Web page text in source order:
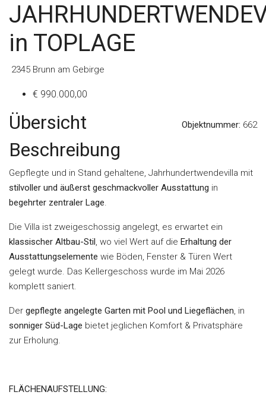
in TOPLAGE
2345 Brunn am Gebirge
€ 990.000,00
Übersicht Objektnummer: 662
Beschreibung
Gepflegte und in Stand gehaltene, Jahrhundertwendevilla mit
stilvoller und äußerst geschmackvoller Ausstattung in
begehrter zentraler Lage.
Die Villa ist zweigeschossig angelegt, es erwartet ein
klassischer Altbau-Stil, wo viel Wert auf die Erhaltung der
Ausstattungselemente wie Böden, Fenster & Türen Wert
gelegt wurde. Das Kellergeschoss wurde im Mai 2026
komplett saniert.
Der gepflegte angelegte Garten mit Pool und Liegeflächen, in
sonniger Süd-Lage bietet jeglichen Komfort & Privatsphäre
zur Erholung.
FLÄCHENAUFSTELLUNG: